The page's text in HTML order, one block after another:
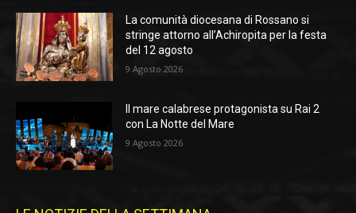
La comunità diocesana di Rossano si
stringe attorno all’Achiropita per la festa
del 12 agosto
9 Agosto 2026
Il mare calabrese protagonista su Rai 2
con La Notte del Mare
9 Agosto 2026